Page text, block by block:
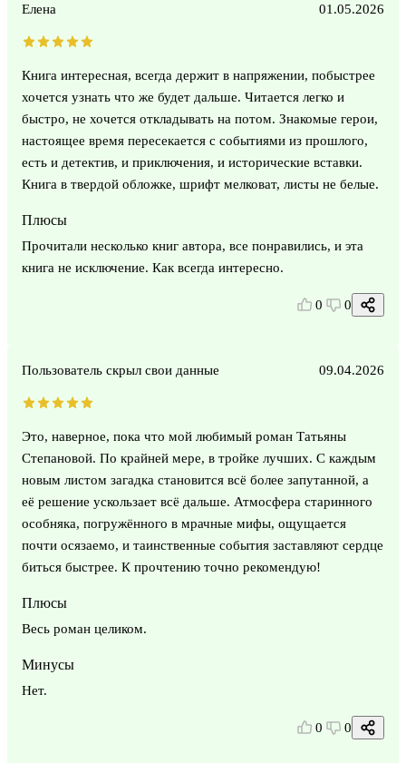
Елена 01.05.2026
Книга интересная, всегда держит в напряжении, побыстрее
хочется узнать что же будет дальше. Читается легко и
быстро, не хочется откладывать на потом. Знакомые герои,
настоящее время пересекается с событиями из прошлого,
есть и детектив, и приключения, и исторические вставки.
Книга в твердой обложке, шрифт мелковат, листы не белые.
Плюсы
Прочитали несколько книг автора, все понравились, и эта
книга не исключение. Как всегда интересно.
0 0
Пользователь скрыл свои данные 09.04.2026
Это, наверное, пока что мой любимый роман Татьяны
Степановой. По крайней мере, в тройке лучших. С каждым
новым листом загадка становится всё более запутанной, а
её решение ускользает всё дальше. Атмосфера старинного
особняка, погружённого в мрачные мифы, ощущается
почти осязаемо, и таинственные события заставляют сердце
биться быстрее. К прочтению точно рекомендую!
Плюсы
Весь роман целиком.
Минусы
Нет.
0 0